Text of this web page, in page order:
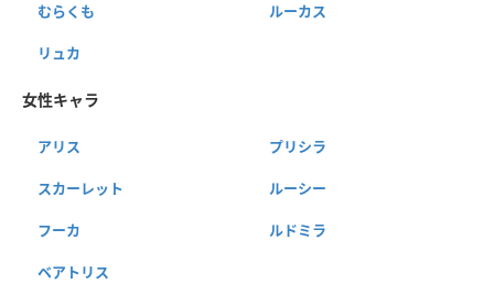
むらくも ルーカス
リュカ
女性キャラ
アリス プリシラ
スカーレット ルーシー
フーカ ルドミラ
ベアトリス